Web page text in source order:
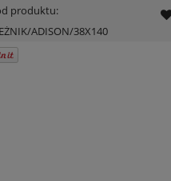
produktu:
ADISON/38X140